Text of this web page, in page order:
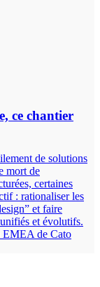
ce chantier
de solutions
mort de
certaines
: rationaliser les
et faire
et évolutifs.
EMEA de Cato